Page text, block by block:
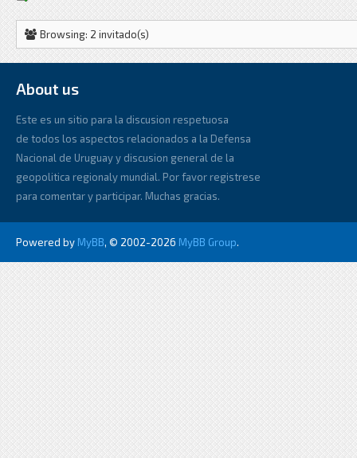
Browsing: 2 invitado(s)
About us
Este es un sitio para la discusion respetuosa
de todos los aspectos relacionados a la Defensa
Nacional de Uruguay y discusion general de la
geopolitica regionaly mundial. Por favor registrese
para comentar y participar. Muchas gracias.
Powered by MyBB, © 2002-2026 MyBB Group.